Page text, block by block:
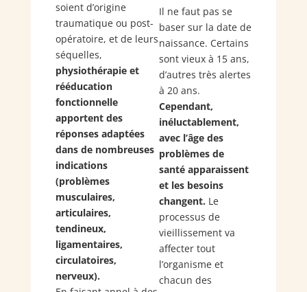
soient d’origine
traumatique ou post-
opératoire, et de leurs
séquelles,
physiothérapie et
rééducation
fonctionnelle
apportent des
réponses adaptées
dans de nombreuses
indications
(problèmes
musculaires,
articulaires,
tendineux,
ligamentaires,
circulatoires,
nerveux).
Il ne faut pas se
baser sur la date de
naissance. Certains
sont vieux à 15 ans,
d’autres très alertes
à 20 ans.
Cependant,
inéluctablement,
avec l’âge des
problèmes de
santé apparaissent
et les besoins
changent. Le
processus de
vieillissement va
affecter tout
l’organisme et
chacun des